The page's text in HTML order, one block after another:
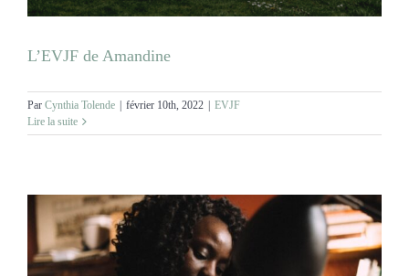
L’EVJF de Amandine
Par Cynthia Tolende | février 10th, 2022 | EVJF
Lire la suite